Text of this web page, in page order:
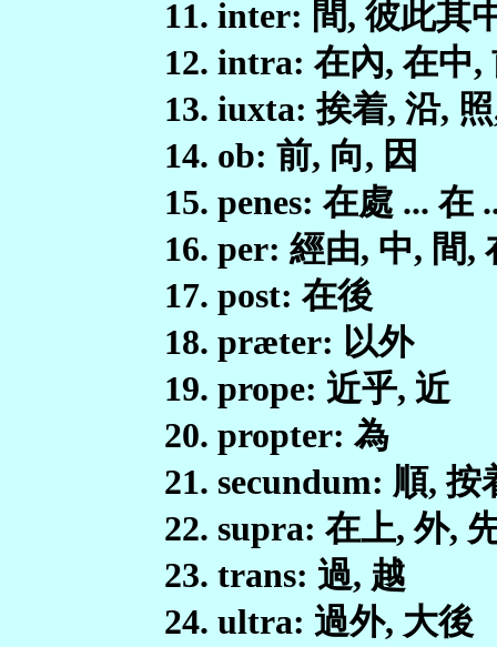
11. inter: 間, 彼此其
12. intra: 在內, 在中,
13. iuxta: 挨着, 沿,
14. ob: 前, 向, 因
15. penes: 在處 ... 在
16. per: 經由, 中, 間,
17. post: 在後
18. præter: 以外
19. prope: 近乎, 近
20. propter: 為
21. secundum: 順, 按
22. supra: 在上, 外,
23. trans: 過, 越
24. ultra: 過外, 大後